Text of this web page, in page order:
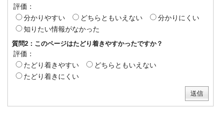
評価：
分かりやすい
どちらともいえない
分かりにくい
知りたい情報がなかった
質問2：このページはたどり着きやすかったですか？
評価：
たどり着きやすい
どちらともいえない
たどり着きにくい